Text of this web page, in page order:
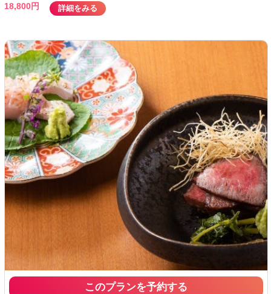
18,800円
詳細をみる
このプランを予約する